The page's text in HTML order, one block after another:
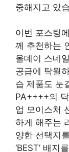
중해지고 있
이번 포스팅
께 추천하는
올데이 스네
공급에 탁월
습 제품도 눈
PA++++의
업 모이스처
하게 해주는
양한 선택지
‘BEST’ 배지